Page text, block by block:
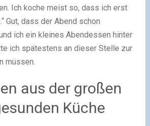
Ich koche meist so, dass ich erst
Gut, dass der Abend schon
ich ein kleines Abendessen hinter
ich spätestens an dieser Stelle zur
müssen.
aus der großen
Küche